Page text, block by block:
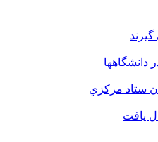
ستاد مرکزي
يافت